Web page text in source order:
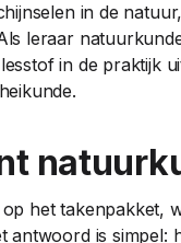
in de
leraar
in de praktijk
het takenpakket,
antwoord is simpel: